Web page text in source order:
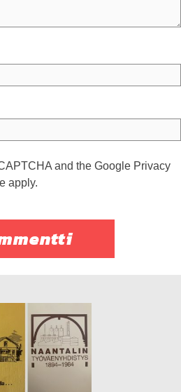
and the Google Privacy
apply.